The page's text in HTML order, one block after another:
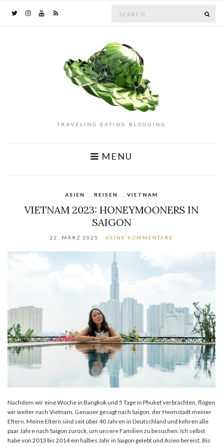
for:
TRAVELING EATING BLOGGING
MENU
ASIEN REISEN VIETNAM
VIETNAM 2023: HONEYMOONERS IN
SAIGON
22. MÄRZ 2025 KEINE KOMMENTARE
Nachdem wir eine Woche in Bangkok und 5 Tage in Phuket verbrachten, flogen
wir weiter nach Vietnam. Genauer gesagt nach Saigon, der Heimstadt meiner
Eltern. Meine Eltern sind seit über 40 Jahren in Deutschland und kehren alle
paar Jahre nach Saigon zurück, um unsere Familien zu besuchen. Ich selbst
habe von 2013 bis 2014 ein halbes Jahr in Saigon gelebt und Asien bereist. Bis